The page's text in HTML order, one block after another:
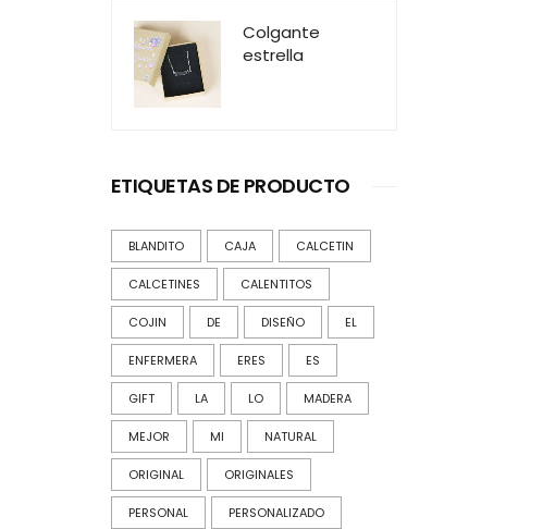
Colgante
estrella
ETIQUETAS DE PRODUCTO
BLANDITO CAJA CALCETIN
CALCETINES CALENTITOS
COJIN DE DISEÑO EL
ENFERMERA ERES ES
GIFT LA LO MADERA
MEJOR MI NATURAL
ORIGINAL ORIGINALES
PERSONAL PERSONALIZADO